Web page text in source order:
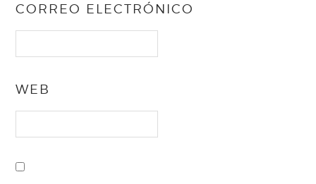
CORREO ELECTRÓNICO
WEB